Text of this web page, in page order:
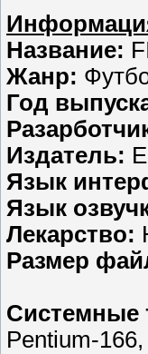
Название:
Жанр:
Год
Издатель:
Язык
Язык
Лекарство:
Размер
Системные
Pentium-